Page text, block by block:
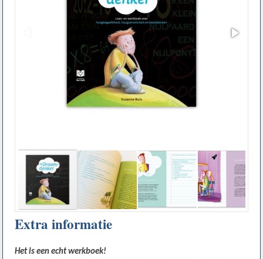
Extra informatie
Het is een echt werkboek!